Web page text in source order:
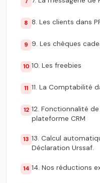
8 8. Les clients dans
9 9. Les chèques
10 10. Les freebies
11 11. La Comptabilité
12 12. Fonctionnalité
plateforme CRM
13 13. Calcul
Déclaration Urssaf.
14 14. Nos réductions